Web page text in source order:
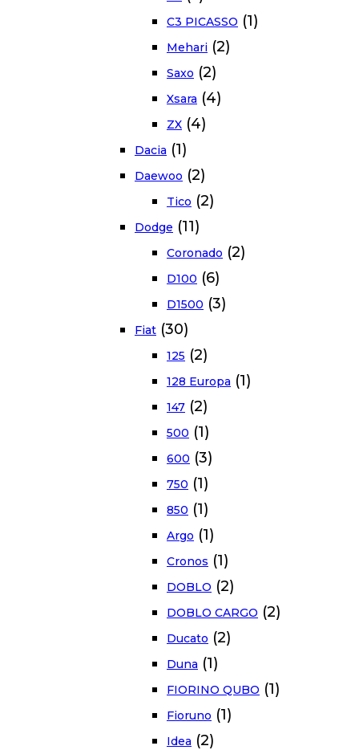
C3 PICASSO (1)
Mehari (2)
Saxo (2)
Xsara (4)
ZX (4)
Dacia (1)
Daewoo (2)
Tico (2)
Dodge (11)
Coronado (2)
D100 (6)
D1500 (3)
Fiat (30)
125 (2)
128 Europa (1)
147 (2)
500 (1)
600 (3)
750 (1)
850 (1)
Argo (1)
Cronos (1)
DOBLO (2)
DOBLO CARGO (2)
Ducato (2)
Duna (1)
FIORINO QUBO (1)
Fioruno (1)
Idea (2)